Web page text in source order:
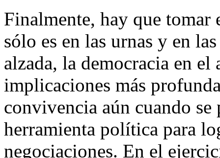
Finalmente, hay que tomar
sólo es en las urnas y en
alzada, la democracia en el
implicaciones más
convivencia aún cuando
herramienta política para
negociaciones. En el